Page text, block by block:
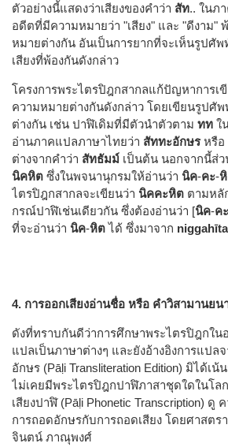
ตัวอย่างนี้แสดงว่าเสียงของคำว่า สัท.. ในภ
อดีตที่มีความหมายว่า "เสียง" และ "ดีงาม"
หมายต่างกัน อันเป็นการยากที่จะเห็นรูปศั
เสียงที่พ้องกันดังกล่าว
โครงการพระไตรปิฎกสากลแก้ปัญหาการเ
ความหมายต่างกันดังกล่าว โดยเขียนรูปศั
ต่างกัน เช่น ปาฬิเดิมที่มีตัวนำตัวตาม ทท ใ
อ่านภาคแปลภาษาไทยว่า สัททะอักษรหรือ
ต่างจากคำว่า สัทธัมม์ เป็นต้น นอกจากนี้ส่
นิคหิต ซึ่งในพจนานุกรมให้อ่านว่า นิค-คะ-
ไตรปิฎกสากลจะเขียนว่า นิคคะหิต ตามหลั
กรณ์ปาฬิเช่นเดียวกัน ซึ่งต้องอ่านว่า [นิค-คะ
ที่จะอ่านว่า นิค-หิตได้ ซึ่งมาจาก niggahīta
4. การออกเสียงอ่านชื่อ หรือ คำวิสามานยน
ดังที่ทราบกันดีว่าการศึกษาพระไตรปิฎกใน
แปลเป็นภาษาต่างๆ และยังอ้างอิงการแปล
อักษร (Pāḷi Transliteration Edition) มิได้เน้
ไม่เคยมีพระไตรปิฎกปาฬิภาสาชุดใดในโ
เสียงปาฬิ (Pāḷi Phonetic Transcription) ดู
การถอดอักษรกับการถอดเสียง โดยศาสต
จินตน์ ภาณุพงศ์